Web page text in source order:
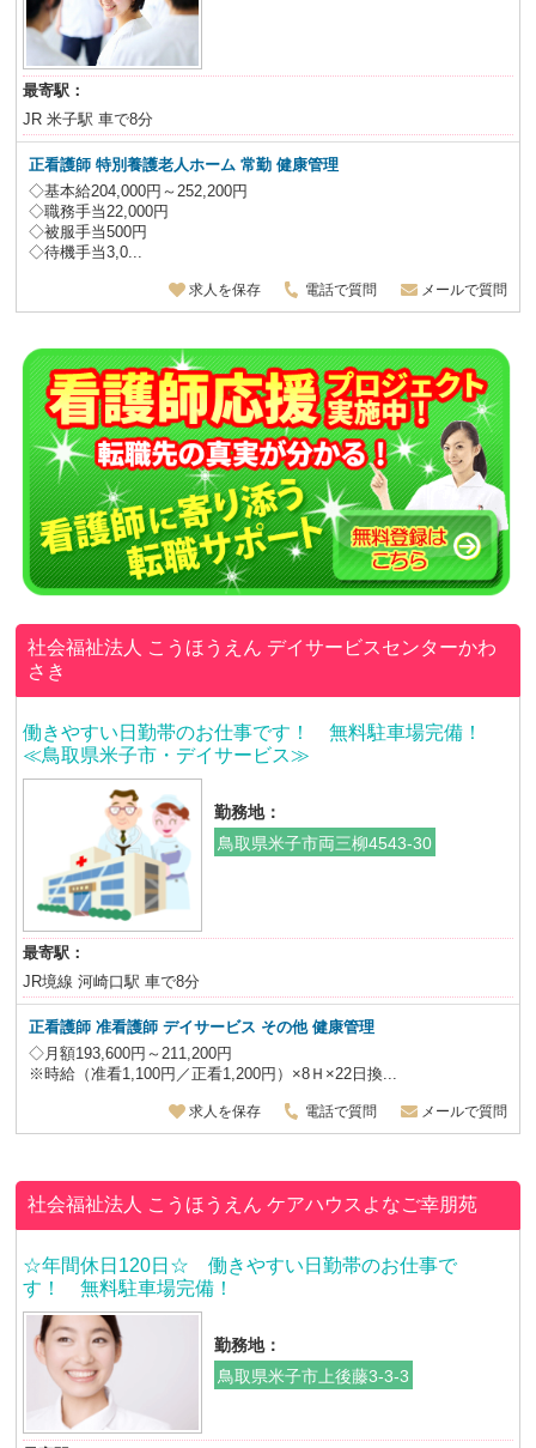
最寄駅：
JR 米子駅 車で8分
正看護師 特別養護老人ホーム常勤 健康管理
◇基本給204,000円～252,200円
◇職務手当22,000円
◇被服手当500円
◇待機手当3,0...
求人を保存 電話で質問 メールで質問
社会福祉法人 こうほうえん デイサービスセンターかわ
さき
働きやすい日勤帯のお仕事です！ 無料駐車場完備！
≪鳥取県米子市・デイサービス≫
勤務地：
鳥取県米子市両三柳4543-30
最寄駅：
JR境線 河崎口駅 車で8分
正看護師 准看護師 デイサービス その他 健康管理
◇月額193,600円～211,200円
※時給（准看1,100円／正看1,200円）×8Ｈ×22日換...
求人を保存 電話で質問 メールで質問
社会福祉法人 こうほうえんケアハウスよなご幸朋苑
☆年間休日120日☆ 働きやすい日勤帯のお仕事で
す！ 無料駐車場完備！
勤務地：
鳥取県米子市上後藤3-3-3